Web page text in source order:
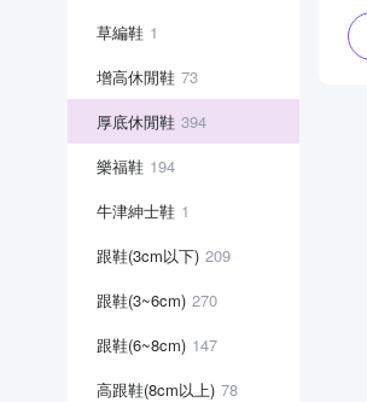
草編鞋 1
增高休閒鞋 73
厚底休閒鞋 394
樂福鞋 194
牛津紳士鞋 1
跟鞋(3cm以下) 209
跟鞋(3~6cm) 270
跟鞋(6~8cm) 147
高跟鞋(8cm以上) 78